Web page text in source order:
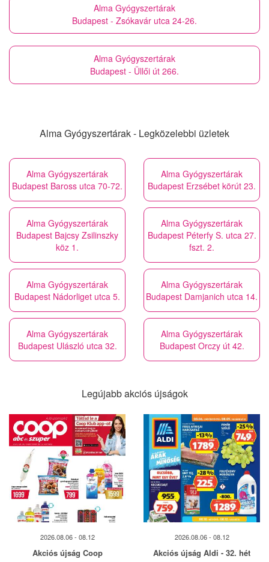
Alma Gyógyszertárak
Budapest - Zsókavár utca 24-26.
Alma Gyógyszertárak
Budapest - Üllői út 266.
Alma Gyógyszertárak - Legközelebbi üzletek
Alma Gyógyszertárak
Budapest Baross utca 70-72.
Alma Gyógyszertárak
Budapest Erzsébet körút 23.
Alma Gyógyszertárak
Budapest Bajcsy Zsilinszky
köz 1.
Alma Gyógyszertárak
Budapest Péterfy S. utca 27.
fszt. 2.
Alma Gyógyszertárak
Budapest Nádorliget utca 5.
Alma Gyógyszertárak
Budapest Damjanich utca 14.
Alma Gyógyszertárak
Budapest Ulászló utca 32.
Alma Gyógyszertárak
Budapest Orczy út 42.
Legújabb akciós újságok
2026.08.06 - 08.12
Akciós újság Coop
2026.08.06 - 08.12
Akciós újság Aldi - 32. hét